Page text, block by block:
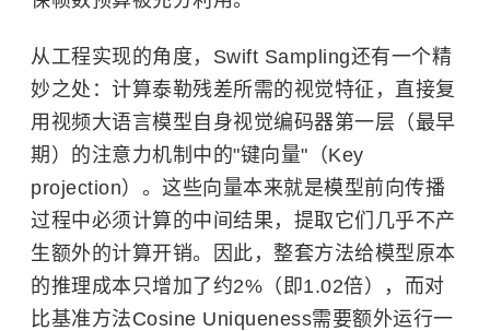
从工程实现的角度，Swift Sampling还有一个精
妙之处：计算泰勒残差所需的视觉特征，直接复
用视频大语言模型自身视觉编码器第一层（最早
期）的注意力机制中的"键向量"（Key
projection）。这些向量本来就是模型前向传播
过程中必须计算的中间结果，提取它们几乎不产
生额外的计算开销。因此，整套方法给模型原本
的推理成本只增加了约2%（即1.02倍），而对
比基准方法Cosine Uniqueness需要额外运行一